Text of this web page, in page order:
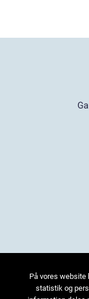
På vores website
statistik og